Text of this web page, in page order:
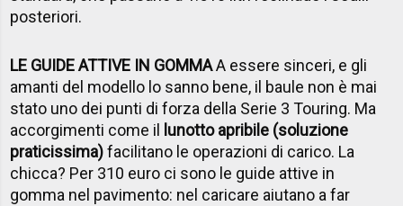
posteriori.
LE GUIDE ATTIVE IN GOMMAA essere sinceri, e gli
amanti del modello lo sanno bene, il baule non è mai
stato uno dei punti di forza della Serie 3 Touring. Ma
accorgimenti come il
lunotto apribile (soluzione
praticissima)facilitano le operazioni di carico. La
chicca? Per 310 euro ci sono le guide attive in
gomma nel pavimento: nel caricare aiutano a far